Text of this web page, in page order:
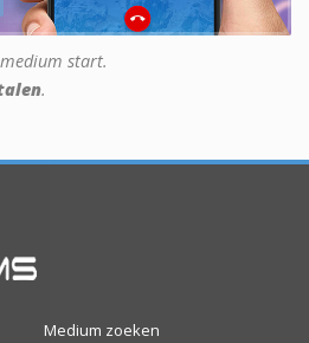
start.
.
Medium zoeken